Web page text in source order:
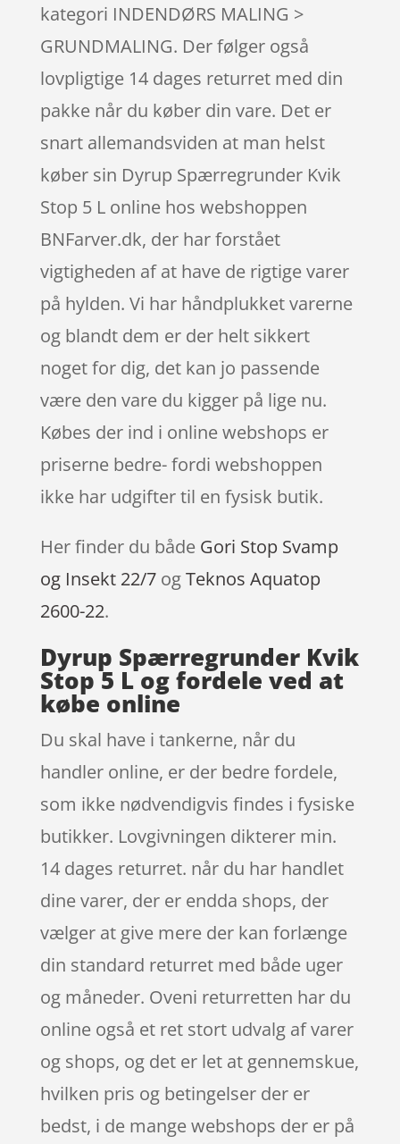
kategori INDENDØRS MALING >
GRUNDMALING. Der følger også
lovpligtige 14 dages returret med din
pakke når du køber din vare. Det er
snart allemandsviden at man helst
køber sin Dyrup Spærregrunder Kvik
Stop 5 L online hos webshoppen
BNFarver.dk, der har forstået
vigtigheden af at have de rigtige varer
på hylden. Vi har håndplukket varerne
og blandt dem er der helt sikkert
noget for dig, det kan jo passende
være den vare du kigger på lige nu.
Købes der ind i online webshops er
priserne bedre- fordi webshoppen
ikke har udgifter til en fysisk butik.
Her finder du både Gori Stop Svamp
og Insekt 22/7ogTeknos Aquatop
2600-22.
Dyrup Spærregrunder Kvik
Stop 5 L og fordele ved at
købe online
Du skal have i tankerne, når du
handler online, er der bedre fordele,
som ikke nødvendigvis findes i fysiske
butikker. Lovgivningen dikterer min.
14 dages returret. når du har handlet
dine varer, der er endda shops, der
vælger at give mere der kan forlænge
din standard returret med både uger
og måneder. Oveni returretten har du
online også et ret stort udvalg af varer
og shops, og det er let at gennemskue,
hvilken pris og betingelser der er
bedst, i de mange webshops der er på